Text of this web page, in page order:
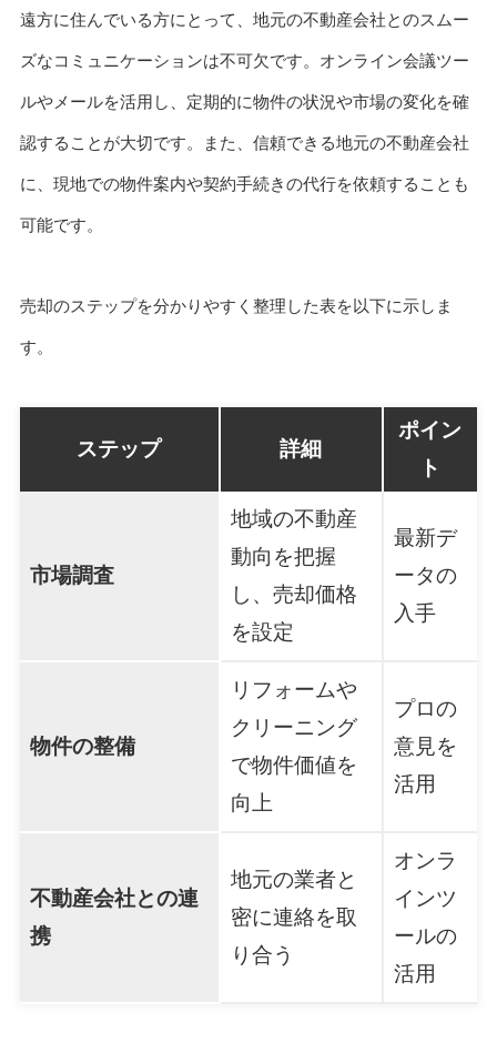
遠方に住んでいる方にとって、地元の不動産会社とのスムー
ズなコミュニケーションは不可欠です。オンライン会議ツー
ルやメールを活用し、定期的に物件の状況や市場の変化を確
認することが大切です。また、信頼できる地元の不動産会社
に、現地での物件案内や契約手続きの代行を依頼することも
可能です。
売却のステップを分かりやすく整理した表を以下に示しま
す。
ステップ 詳細
ポイン
ト
市場調査
地域の不動産
動向を把握
し、売却価格
を設定
最新デ
ータの
入手
物件の整備
リフォームや
クリーニング
で物件価値を
向上
プロの
意見を
活用
不動産会社との連
携
地元の業者と
密に連絡を取
り合う
オンラ
インツ
ールの
活用